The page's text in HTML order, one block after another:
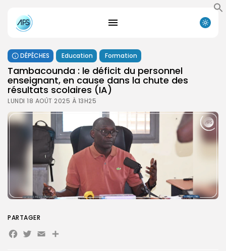
DÉPÊCHES Education Formation
Tambacounda : le déficit du personnel
enseignant, en cause dans la chute des
résultats scolaires (IA)
LUNDI 18 AOÛT 2025 À 13H25
PARTAGER
Facebook
Twitter
EmailPartager